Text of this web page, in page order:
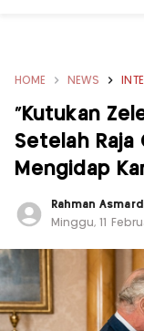
HOME NEWS
"Kutukan
Setelah Raja
Mengidap
Rahman
Minggu, 11